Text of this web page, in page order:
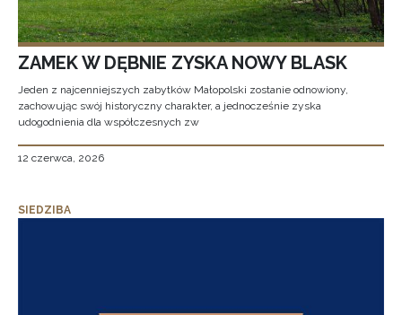
ZAMEK W DĘBNIE ZYSKA NOWY BLASK
Jeden z najcenniejszych zabytków Małopolski zostanie odnowiony,
zachowując swój historyczny charakter, a jednocześnie zyska
udogodnienia dla współczesnych zw
12 czerwca, 2026
SIEDZIBA